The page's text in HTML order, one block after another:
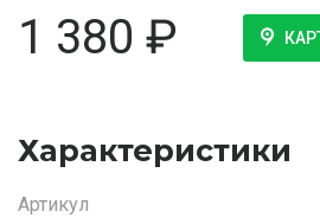
1 380 ₽
Характеристики
Артикул